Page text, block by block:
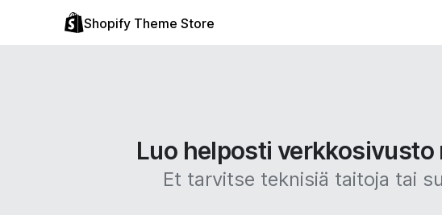
Shopify Theme Store
Luo helposti
Et tarvitse teknisiä taitoja tai